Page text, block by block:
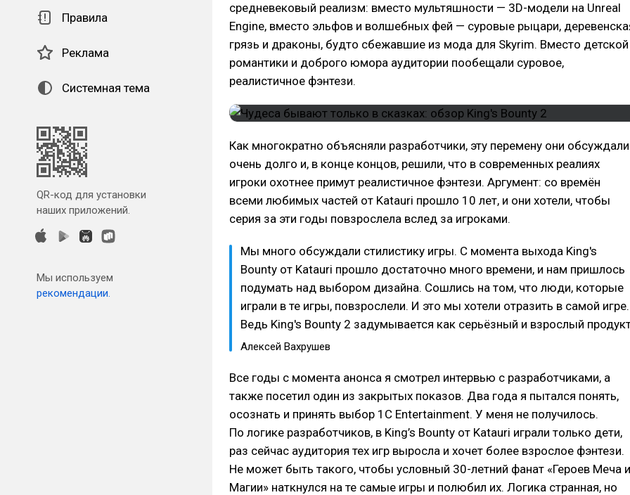
Правила
Реклама
Системная тема
QR-код для установки
наших приложений.
Мы используем
рекомендации.
средневековый реализм: вместо мультяшности — 3D-модели на Unreal
Engine, вместо эльфов и волшебных фей — суровые рыцари,
грязь и драконы, будто сбежавшие из мода для Skyrim. Вместо детской
романтики и доброго юмора аудитории пообещали суровое,
реалистичное фэнтези.
Как многократно объясняли разработчики, эту перемену они обсуждали
очень долго и, в конце концов, решили, что в современных реалиях
игроки охотнее примут реалистичное фэнтези. Аргумент: со времён
всеми любимых частей от Katauri прошло 10 лет, и они хотели, чтобы
серия за эти годы повзрослела вслед за игроками.
Мы много обсуждали стилистику игры. С момента выхода King's
Bounty от Katauri прошло достаточно много времени, и нам пришлось
подумать над выбором дизайна. Сошлись на том, что люди, которые
играли в те игры, повзрослели. И это мы хотели отразить в самой игре.
Ведь King's Bounty 2 задумывается как серьёзный и взрослый
Алексей Вахрушев
Все годы с момента анонса я смотрел интервью с разработчиками, а
также посетил один из закрытых показов. Два года я пытался понять,
осознать и принять выбор 1С Entertainment. У меня не получилось.
По логике разработчиков, в King’s Bounty от Katauri играли только дети,
раз сейчас аудитория тех игр выросла и хочет более взрослое фэнтези.
Не может быть такого, чтобы условный 30-летний фанат «Героев Меча и
Магии» наткнулся на те самые игры и полюбил их. Логика странная, но